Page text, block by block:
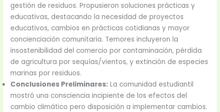
gestión de residuos. Propusieron soluciones prácticas y
educativas, destacando la necesidad de proyectos
educativos, cambios en prácticas cotidianas y mayor
concienciación comunitaria. Temores incluyeron la
insostenibilidad del comercio por contaminación, pérdida
de agricultura por sequías/vientos, y extinción de especies
marinas por residuos.
Conclusiones Preliminares: La comunidad estudiantil
mostró una consciencia incipiente de los efectos del
cambio climático pero disposición a implementar cambios.